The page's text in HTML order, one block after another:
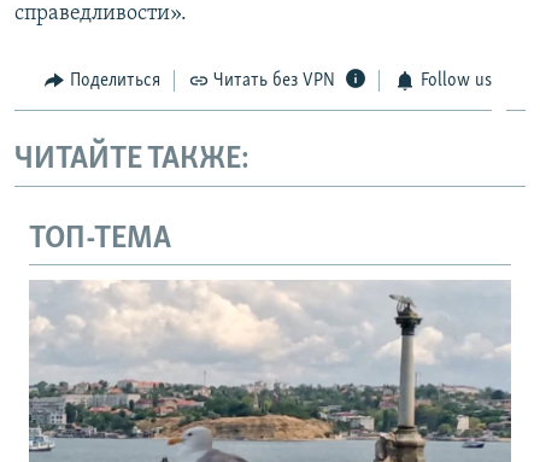
справедливости».
Поделиться Читать без VPN Follow us
ЧИТАЙТЕ ТАКЖЕ:
ТОП-ТЕМА